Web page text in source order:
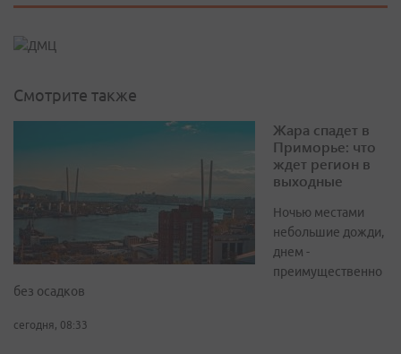
Смотрите также
Жара спадет в
Приморье: что
ждет регион в
выходные
Ночью местами
небольшие дожди,
днем -
преимущественно
без осадков
сегодня, 08:33